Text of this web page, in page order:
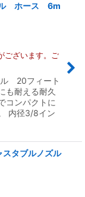
ル ホース 6m
ございます。ご
ル 20フィート
も耐える耐久
コンパクトに
内径3/8イン
タブルノズル